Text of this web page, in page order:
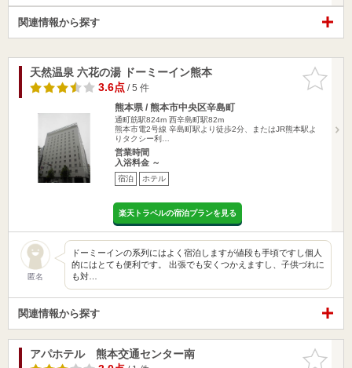
関連情報から探す
お気に入
りに追加
天然温泉 六花の湯 ドーミーイン熊本
3.6点/ 5 件
熊本県 / 熊本市中央区辛島町
通町筋駅824m 西辛島町駅82m
熊本市電2号線 辛島町駅より徒歩2分、またはJR熊本駅よ
りタクシー利…
営業時間
入浴料金 ～
宿泊 ホテル
楽天トラベルの宿泊プランを見る
匿名
ドーミーインの系列にはよく宿泊しますが値段も手頃ですし個人
的にはとても便利です。 出張でも安くつかえますし、子供づれに
も対…
関連情報から探す
お気に入
アパホテル 熊本交通センター南